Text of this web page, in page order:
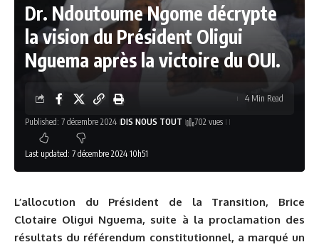
Dr. Ndoutoume Ngome décrypte
la vision du Président Oligui
Nguema après la victoire du OUI.
Last updated: 7 décembre 2024 10h51
Published: 7 décembre 2024 DIS NOUS TOUT 702 vues
4 Min Read
L’allocution du Président de la Transition, Brice
Clotaire Oligui Nguema, suite à la proclamation des
résultats du référendum constitutionnel, a marqué un